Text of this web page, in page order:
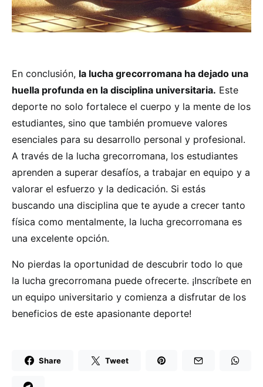
En conclusión, la lucha grecorromana ha dejado una
huella profunda en la disciplina universitaria. Este
deporte no solo fortalece el cuerpo y la mente de los
estudiantes, sino que también promueve valores
esenciales para su desarrollo personal y profesional.
A través de la lucha grecorromana, los estudiantes
aprenden a superar desafíos, a trabajar en equipo y a
valorar el esfuerzo y la dedicación. Si estás
buscando una disciplina que te ayude a crecer tanto
física como mentalmente, la lucha grecorromana es
una excelente opción.
No pierdas la oportunidad de descubrir todo lo que
la lucha grecorromana puede ofrecerte. ¡Inscríbete en
un equipo universitario y comienza a disfrutar de los
beneficios de este apasionante deporte!
Share Tweet